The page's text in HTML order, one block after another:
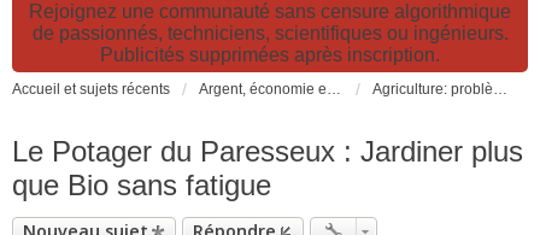
Rejoignez une communauté sans censure algorithmique
de passionnés, techniciens, scientifiques ou ingénieurs.
Publicités supprimées après inscription.
Accueil et sujets récents Argent, économie et finance. Alimentation et agriculture. Développement durable, pollution de l'air et catastrophes. Gestion des déchets. Agriculture: problèmes et pollutions, nouvelles techniques et solutions
Le Potager du Paresseux : Jardiner plus
que Bio sans fatigue